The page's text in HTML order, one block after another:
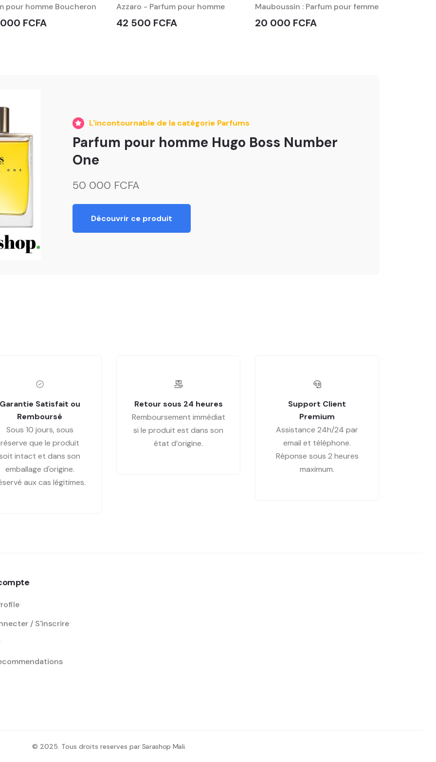
pour homme Boucheron
FCFA
Azzaro - Parfum pour homme
42 500 FCFA
Mauboussin : Parfum pour femme
20 000 FCFA
L'incontournable de la catégorie Parfums
Parfum pour homme Hugo Boss Number
One
50 000 FCFA
Découvrir ce produit
Garantie Satisfait ou
Remboursé
Sous 10 jours, sous
réserve que le produit
intact et dans son
emballage d'origine.
aux cas légitimes.
Retour sous 24 heures
Remboursement immédiat
si le produit est dans son
état d’origine.
Support Client
Premium
Assistance 24h/24 par
email et téléphone.
Réponse sous 2 heures
maximum.
/ S'inscrire
© 2025. Tous droits reserves par Sarashop Mali.